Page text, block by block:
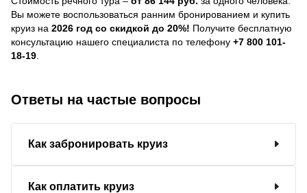
Вы можете воспользоваться ранним бронированием и купить
круиз на 2026 год со скидкой до 20%! Получите бесплатную
консультацию нашего специалиста по телефону +7 800 101-
18-19
Ответы на частые вопросы
Как забронировать круиз
Как оплатить круиз